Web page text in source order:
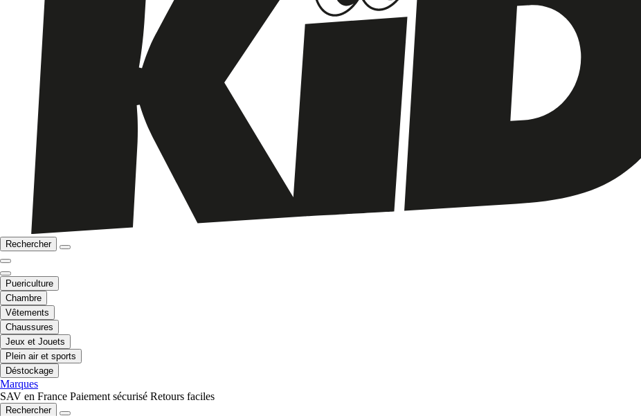
Rechercher
Puericulture
Chambre
Vêtements
Chaussures
Jeux et Jouets
Plein air et sports
Déstockage
Marques
SAV en France Paiement sécurisé Retours faciles
Rechercher